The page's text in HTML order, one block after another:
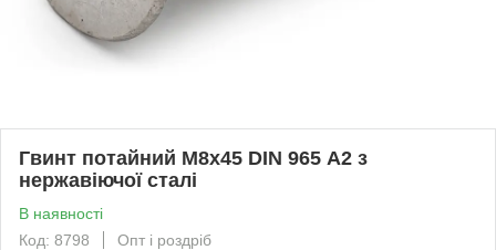
Гвинт потайний М8х45 DIN 965 А2 з
нержавіючої сталі
В наявності
Код: 8798
Опт і роздріб